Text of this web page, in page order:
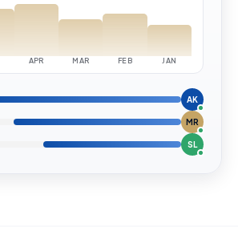
JAN
FEB
MAR
APR
AK
MR
SL